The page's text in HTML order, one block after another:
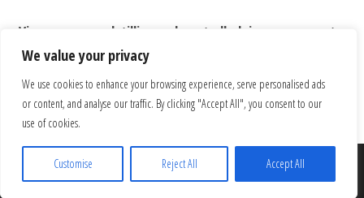
We value your privacy
We use cookies to enhance your browsing experience, serve personalised ads
or content, and analyse our traffic. By clicking "Accept All", you consent to our
use of cookies.
Customise Reject All Accept All
Vi arrangerer udstillinger, kunstudlodninger og events,
der styrker fællesskabet omkring kunsten – både i byen
og for vores medlemmer.
Proudly powered by WordPress Popularis